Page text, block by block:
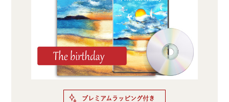
プレミアムラッピング付き